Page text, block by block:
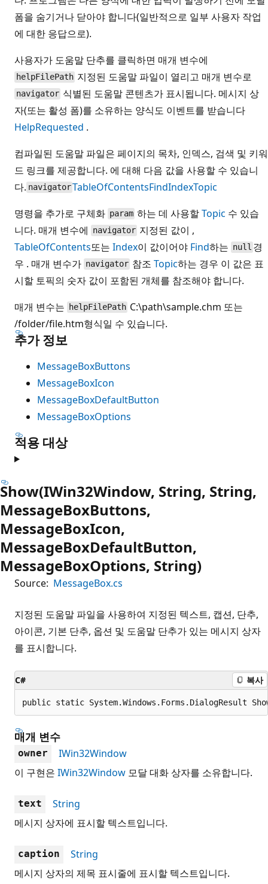
폼을 숨기거나 닫아야 합니다(일반적으로 일부 사용자 작업
에 대한 응답으로).
사용자가 도움말 단추를 클릭하면 매개 변수에
helpFilePath 지정된 도움말 파일이 열리고 매개 변수로
navigator 식별된 도움말 콘텐츠가 표시됩니다. 메시지 상
자(또는 활성 폼)를 소유하는 양식도 이벤트를 받습니다
HelpRequested .
컴파일된 도움말 파일은 페이지의 목차, 인덱스, 검색 및 키워
드 링크를 제공합니다. 에 대해 다음 값을 사용할 수 있습니
다. navigatorTableOfContentsFindIndexTopic
명령을 추가로 구체화 param 하는 데 사용할Topic 수 있습
니다. 매개 변수에
navigator 지정된 값이 ,
TableOfContents또는 Index이 값이어야 Find하는 null 경
우 . 매개 변수가 navigator 참조Topic하는 경우 이 값은 표
시할 토픽의 숫자 값이 포함된 개체를 참조해야 합니다.
매개 변수는
helpFilePath C:\path\sample.chm 또는
/folder/file.htm형식일 수 있습니다.
추가 정보
MessageBoxButtons
MessageBoxIcon
MessageBoxDefaultButton
MessageBoxOptions
적용 대상
Show(IWin32Window, String, String,
MessageBoxButtons,
MessageBoxIcon,
MessageBoxDefaultButton,
MessageBoxOptions, String)
Source: MessageBox.cs
지정된 도움말 파일을 사용하여 지정된 텍스트, 캡션, 단추,
아이콘, 기본 단추, 옵션 및 도움말 단추가 있는 메시지 상자
를 표시합니다.
C# 복사
public static System.Windows.Forms.DialogResult
매개 변수
owner
IWin32Window
이 구현은 IWin32Window 모달 대화 상자를 소유합니다.
text
String
메시지 상자에 표시할 텍스트입니다.
caption
String
메시지 상자의 제목 표시줄에 표시할 텍스트입니다.